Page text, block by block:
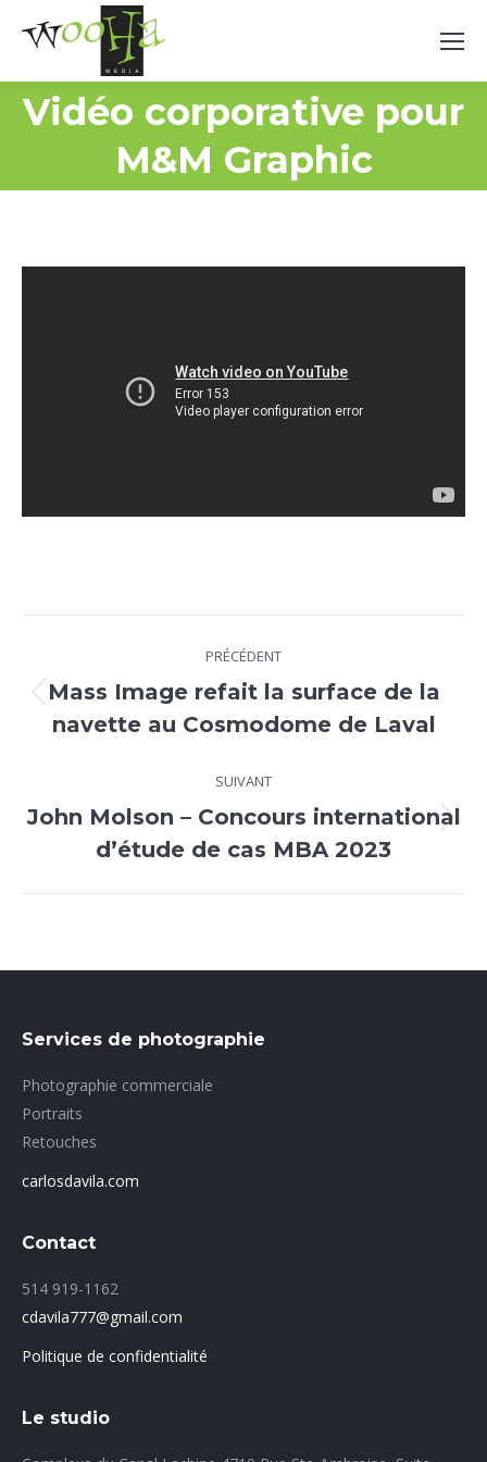
Vidéo corporative pour
M&M Graphic
Navigation
de
commentaire
PRÉCÉDENT
Onglet
précédent
Mass Image refait la surface de la
navette au Cosmodome de Laval
SUIVANT
Projets
similaires
John Molson – Concours international
d’étude de cas MBA 2023
Services de photographie
Photographie commerciale
Portraits
Retouches
carlosdavila.com
Contact
514 919-1162
cdavila777@gmail.com
Politique de confidentialité
Le studio